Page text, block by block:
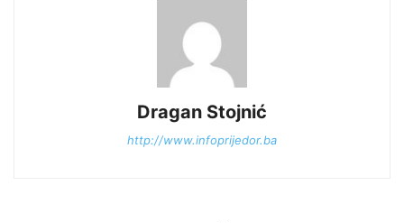
Dragan Stojnić
http://www.infoprijedor.ba